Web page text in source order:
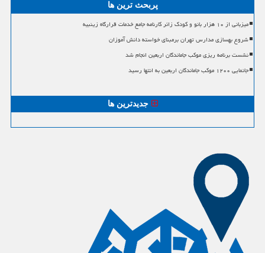
پربحث ترین ها
میزبانی از ۱۰ هزار بانو و کودک زائر کارنامه جامع خدمات قرارگاه زینبیه
شروع بهسازی مدارس تهران برمبنای خواسته دانش آموزان
نشست برنامه ریزی موکب جاماندگان اربعین انجام شد
جانمایی ۱۲۰۰ موکب جاماندگان اربعین به انتها رسید
جدیدترین ها